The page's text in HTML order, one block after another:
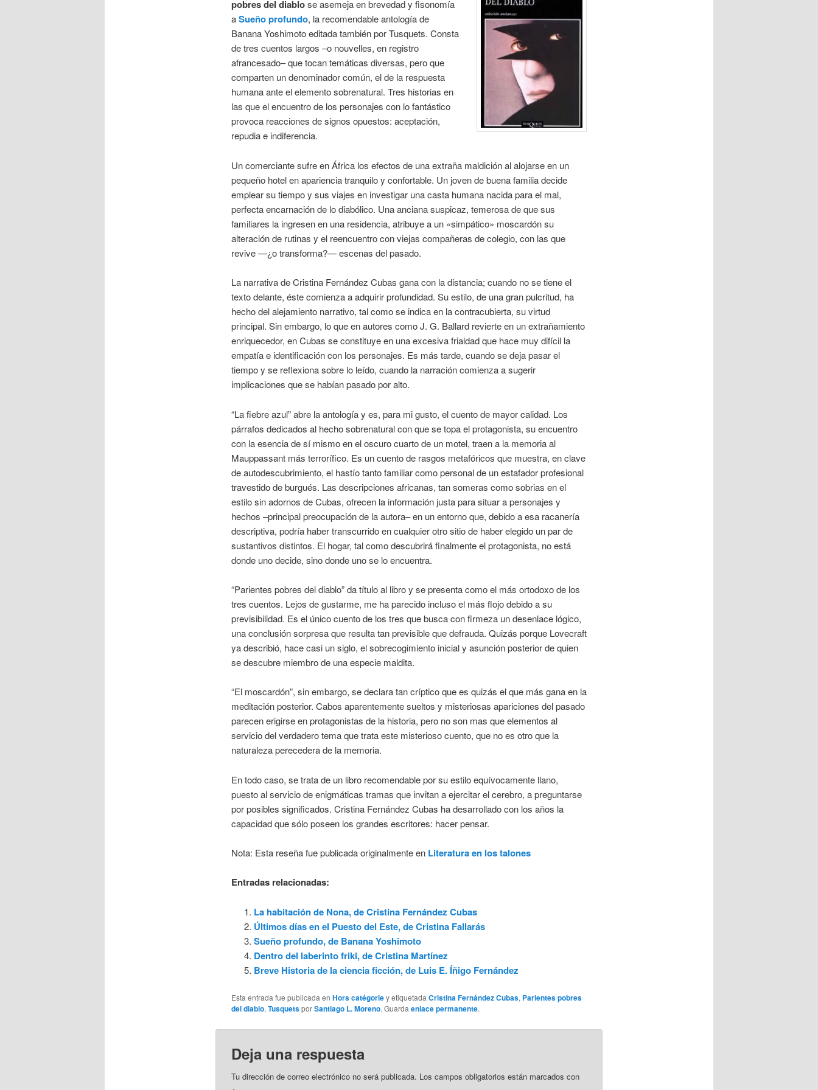
pobres del diablose asemeja en brevedad y fisonomía
aSueño profundo, la recomendable antología de
Banana Yoshimoto editada también por Tusquets. Consta
de tres cuentos largos –o nouvelles, en registro
afrancesado– que tocan temáticas diversas, pero que
comparten un denominador común, el de la respuesta
humana ante el elemento sobrenatural. Tres historias en
las que el encuentro de los personajes con lo fantástico
provoca reacciones de signos opuestos: aceptación,
repudia e indiferencia.
Un comerciante sufre en África los efectos de una extraña maldición al alojarse en un
pequeño hotel en apariencia tranquilo y confortable. Un joven de buena familia decide
emplear su tiempo y sus viajes en investigar una casta humana nacida para el mal,
perfecta encarnación de lo diabólico. Una anciana suspicaz, temerosa de que sus
familiares la ingresen en una residencia, atribuye a un «simpático» moscardón su
alteración de rutinas y el reencuentro con viejas compañeras de colegio, con las que
revive —¿o transforma?— escenas del pasado.
La narrativa de Cristina Fernández Cubas gana con la distancia; cuando no se tiene el
texto delante, éste comienza a adquirir profundidad. Su estilo, de una gran pulcritud, ha
hecho del alejamiento narrativo, tal como se indica en la contracubierta, su virtud
principal. Sin embargo, lo que en autores como J. G. Ballard revierte en un extrañamiento
enriquecedor, en Cubas se constituye en una excesiva frialdad que hace muy difícil la
empatía e identificación con los personajes. Es más tarde, cuando se deja pasar el
tiempo y se reflexiona sobre lo leído, cuando la narración comienza a sugerir
implicaciones que se habían pasado por alto.
“La fiebre azul” abre la antología y es, para mi gusto, el cuento de mayor calidad. Los
párrafos dedicados al hecho sobrenatural con que se topa el protagonista, su encuentro
con la esencia de sí mismo en el oscuro cuarto de un motel, traen a la memoria al
Mauppassant más terrorífico. Es un cuento de rasgos metafóricos que muestra, en clave
de autodescubrimiento, el hastío tanto familiar como personal de un estafador profesional
travestido de burgués. Las descripciones africanas, tan someras como sobrias en el
estilo sin adornos de Cubas, ofrecen la información justa para situar a personajes y
hechos –principal preocupación de la autora– en un entorno que, debido a esa racanería
descriptiva, podría haber transcurrido en cualquier otro sitio de haber elegido un par de
sustantivos distintos. El hogar, tal como descubrirá finalmente el protagonista, no está
donde uno decide, sino donde uno se lo encuentra.
“Parientes pobres del diablo” da título al libro y se presenta como el más ortodoxo de los
tres cuentos. Lejos de gustarme, me ha parecido incluso el más flojo debido a su
previsibilidad. Es el único cuento de los tres que busca con firmeza un desenlace lógico,
una conclusión sorpresa que resulta tan previsible que defrauda. Quizás porque Lovecraft
ya describió, hace casi un siglo, el sobrecogimiento inicial y asunción posterior de quien
se descubre miembro de una especie maldita.
“El moscardón”, sin embargo, se declara tan críptico que es quizás el que más gana en la
meditación posterior. Cabos aparentemente sueltos y misteriosas apariciones del pasado
parecen erigirse en protagonistas de la historia, pero no son mas que elementos al
servicio del verdadero tema que trata este misterioso cuento, que no es otro que la
naturaleza perecedera de la memoria.
En todo caso, se trata de un libro recomendable por su estilo equívocamente llano,
puesto al servicio de enigmáticas tramas que invitan a ejercitar el cerebro, a preguntarse
por posibles significados. Cristina Fernández Cubas ha desarrollado con los años la
capacidad que sólo poseen los grandes escritores: hacer pensar.
Nota: Esta reseña fue publicada originalmente en Literatura en los talones
Entradas relacionadas:
La habitación de Nona, de Cristina Fernández Cubas
Últimos días en el Puesto del Este, de Cristina Fallarás
Sueño profundo, de Banana Yoshimoto
Dentro del laberinto friki, de Cristina Martínez
Breve Historia de la ciencia ficción, de Luis E. Íñigo Fernández
Esta entrada fue publicada en Hors catégoriey etiquetada Cristina Fernández Cubas, Parientes pobres
del diablo, TusquetsporSantiago L. Moreno. Guarda enlace permanente.
Deja una respuesta
Tu dirección de correo electrónico no será publicada. Los campos obligatorios están marcados con